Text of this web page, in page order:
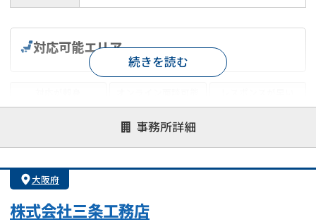
事務所詳細
対応可能エリア
続きを読む
大阪府
株式会社三条工務店